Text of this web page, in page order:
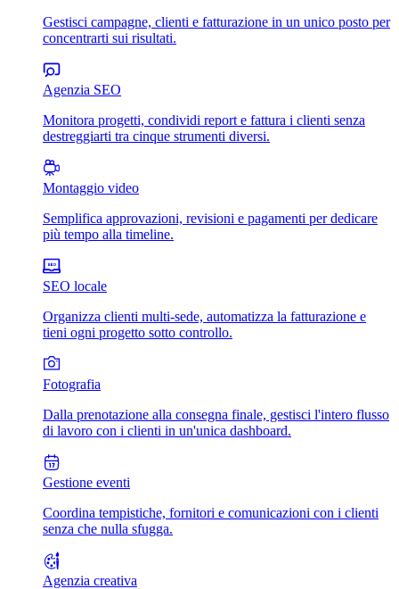
Gestisci campagne, clienti e fatturazione in un unico posto per
concentrarti sui risultati.
Agenzia SEO
Monitora progetti, condividi report e fattura i clienti senza
destreggiarti tra cinque strumenti diversi.
Montaggio video
Semplifica approvazioni, revisioni e pagamenti per dedicare
più tempo alla timeline.
SEO locale
Organizza clienti multi-sede, automatizza la fatturazione e
tieni ogni progetto sotto controllo.
Fotografia
Dalla prenotazione alla consegna finale, gestisci l'intero flusso
di lavoro con i clienti in un'unica dashboard.
Gestione eventi
Coordina tempistiche, fornitori e comunicazioni con i clienti
senza che nulla sfugga.
Agenzia creativa